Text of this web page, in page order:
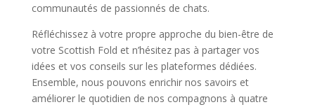
communautés de passionnés de chats.
Réfléchissez à votre propre approche du bien-être de
votre Scottish Fold et n’hésitez pas à partager vos
idées et vos conseils sur les plateformes dédiées.
Ensemble, nous pouvons enrichir nos savoirs et
améliorer le quotidien de nos compagnons à quatre